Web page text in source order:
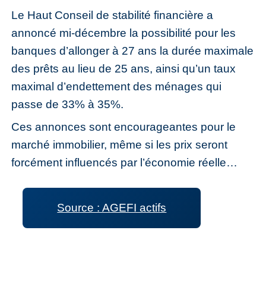
Le Haut Conseil de stabilité financière a
annoncé mi-décembre la possibilité pour les
banques d’allonger à 27 ans la durée maximale
des prêts au lieu de 25 ans, ainsi qu’un taux
maximal d’endettement des ménages qui
passe de 33% à 35%.
Ces annonces sont encourageantes pour le
marché immobilier, même si les prix seront
forcément influencés par l’économie réelle…
Source : AGEFI actifs